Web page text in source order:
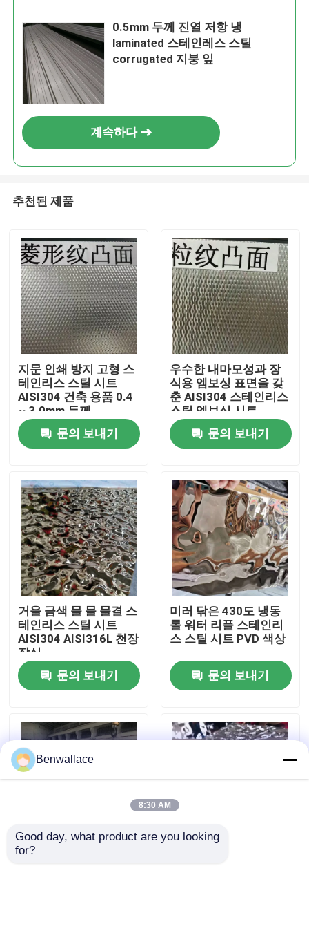
집
제품
비디오
우리 에 관한 것
품질 관리
뉴스
0.5mm 두께 진열 저항 냉
laminated 스테인레스 스틸
corrugated 지붕 잎
계속하다
추천된 제품
지문 인쇄 방지 고형 스
테인리스 스틸 시트
AISI304 건축 용품 0.4
~ 3.0mm 두께
문의 보내기
우수한 내마모성과 장
식용 엠보싱 표면을 갖
춘 AISI304 스테인리스
스틸 엠보싱 시트
문의 보내기
거울 금색 물 물 물결 스
테인리스 스틸 시트
AISI304 AISI316L 천장
장식
문의 보내기
미러 닦은 430도 냉동
롤 워터 리플 스테인리
스 스틸 시트 PVD 색상
문의 보내기
JIS 마크 스테인리스 스
Benwallace
8:30 AM
Good day, what product are you looking
for?